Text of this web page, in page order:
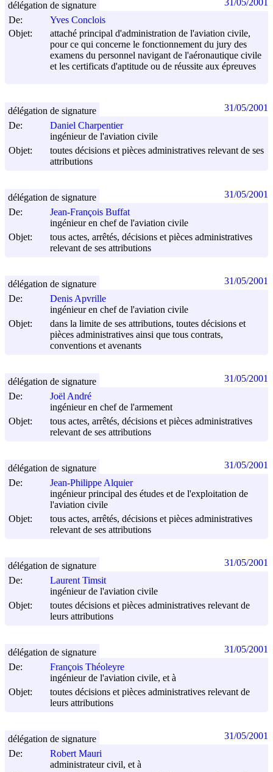
De:
Yves Conclois
Objet:
attaché principal d'administration de l'aviation civile,
pour ce qui concerne le fonctionnement du jury des
examens du personnel navigant de l'aéronautique civile
et les certificats d'aptitude ou de réussite aux épreuves
délégation de signature 31/05/2001
De:
Daniel Charpentier
ingénieur de l'aviation civile
Objet:
toutes décisions et pièces administratives relevant de ses
attributions
délégation de signature 31/05/2001
De:
Jean-François Buffat
ingénieur en chef de l'aviation civile
Objet:
tous actes, arrêtés, décisions et pièces administratives
relevant de ses attributions
délégation de signature 31/05/2001
De:
Denis Apvrille
ingénieur en chef de l'aviation civile
Objet:
dans la limite de ses attributions, toutes décisions et
pièces administratives ainsi que tous contrats,
conventions et avenants
délégation de signature 31/05/2001
De:
Joël André
ingénieur en chef de l'armement
Objet:
tous actes, arrêtés, décisions et pièces administratives
relevant de ses attributions
délégation de signature 31/05/2001
De:
Jean-Philippe Alquier
ingénieur principal des études et de l'exploitation de
l'aviation civile
Objet:
tous actes, arrêtés, décisions et pièces administratives
relevant de ses attributions
délégation de signature 31/05/2001
De:
Laurent Timsit
ingénieur de l'aviation civile
Objet:
toutes décisions et pièces administratives relevant de
leurs attributions
délégation de signature 31/05/2001
De:
François Théoleyre
ingénieur de l'aviation civile, et à
Objet:
toutes décisions et pièces administratives relevant de
leurs attributions
délégation de signature 31/05/2001
De:
Robert Mauri
administrateur civil, et à
délégation de signature 31/05/2001